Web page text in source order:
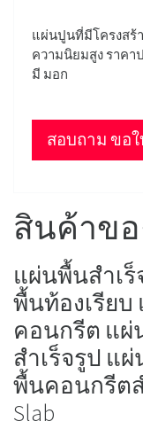
แผ่นปูนที่มีโครงสร้
ความนิยมสูง ราคา
มี มอก
สอบถาม ขอ
สินค้าขอ
แผ่นพื้นสำเ
พื้นท้องเรีย
คอนกรีต แ
สำเร็จรูป แ
พื้นคอนกรีต
Slab